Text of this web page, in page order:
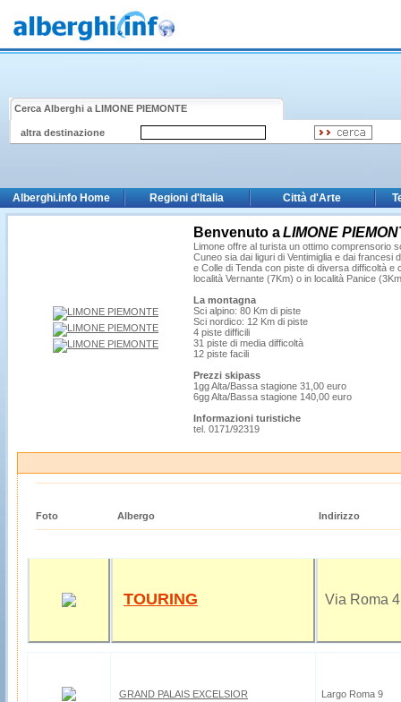
Cerca Alberghi a LIMONE PIEMONTE
altra destinazione
Alberghi.info Home Regioni d'Italia Città d'Arte
Benvenuto a LIMONE
Limone offre al turista un ottimo comprensorio
Cuneo sia dai liguri di Ventimiglia e dai
e Colle di Tenda con piste di diversa difficoltà
località Vernante (7Km) o in località Panice
La montagna
Sci alpino: 80 Km di piste
Sci nordico: 12 Km di piste
4 piste difficili
31 piste di media difficoltà
12 piste facili
Prezzi skipass
1gg Alta/Bassa stagione 31,00 euro
6gg Alta/Bassa stagione 140,00 euro
Informazioni turistiche
tel. 0171/92319
Foto Albergo Indirizzo
TOURING Via Roma 4
GRAND PALAIS EXCELSIOR Largo Roma 9